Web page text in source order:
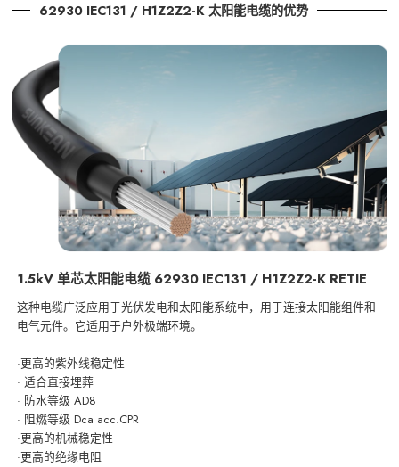
62930 IEC131 / H1Z2Z2-K 太阳能电缆的优势
1.5kV 单芯太阳能电缆 62930 IEC131 / H1Z2Z2-K RETIE
这种电缆广泛应用于光伏发电和太阳能系统中，用于连接太阳能组件和
电气元件。它适用于户外极端环境。
·更高的紫外线稳定性
· 适合直接埋葬
· 防水等级 AD8
· 阻燃等级 Dca acc.CPR
·更高的机械稳定性
·更高的绝缘电阻